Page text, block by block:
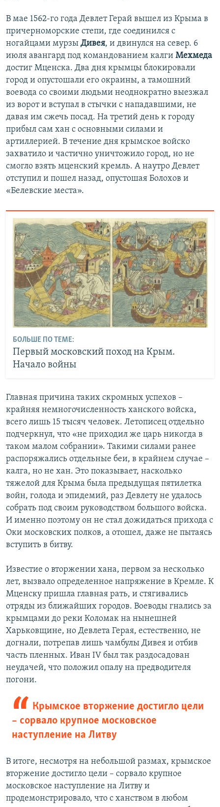
В мае 1562-го года Девлет Герай вышел из Крыма в
причерноморские степи, где соединился с
ногайцами мурзы Дивея, и двинулся на север. 6
июля авангард под командованием калги Мехмеда
достиг Мценска. Два дня крымцы блокировали
город и опустошали его окраины, а тамошний
воевода со своими людьми неоднократно выезжал
из ворот и вступал в стычки с нападавшими, не
давая им сжечь посад. На третий день к городу
прибыл сам хан с основными силами и
артиллерией. В течение дня крымское войско
захватило и частично уничтожило город, но не
смогло взять мценский кремль. А наутро Девлет
отступил и пошел назад, опустошая Болохов и
«Белевские места».
БОЛЬШЕ ПО ТЕМЕ:
Первый московский поход на Крым.
Начало войны
Главная причина таких скромных успехов –
крайняя немногочисленность ханского войска,
всего лишь 15 тысяч человек. Летописец отдельно
подчеркнул, что «не приходил же царь никогда в
таком малом собрании». Такими силами ранее
распоряжались отдельные беи, в крайнем случае –
калга, но не хан. Это показывает, насколько
тяжелой для Крыма была предыдущая пятилетка
войн, голода и эпидемий, раз Девлету не удалось
собрать под своим руководством большого войска.
И именно поэтому он не стал дожидаться прихода с
Оки московских полков, а отошел, даже не пытаясь
вступить в битву.
Известие о вторжении хана, первом за несколько
лет, вызвало определенное напряжение в Кремле. К
Мценску пришла главная рать, и стягивались
отряды из ближайших городов. Воеводы гнались за
крымцами до реки Коломак на нынешней
Харьковщине, но Девлета Герая, естественно, не
догнали, потрепав лишь чамбулы Дивея и отбив
часть пленных. Иван IV был так раздосадован
неудачей, что положил опалу на предводителя
погони.
Крымское вторжение достигло цели
– сорвало крупное московское
наступление на Литву
В итоге, несмотря на небольшой размах, крымское
вторжение достигло цели – сорвало крупное
московское наступление на Литву и
продемонстрировало, что с ханством в любом